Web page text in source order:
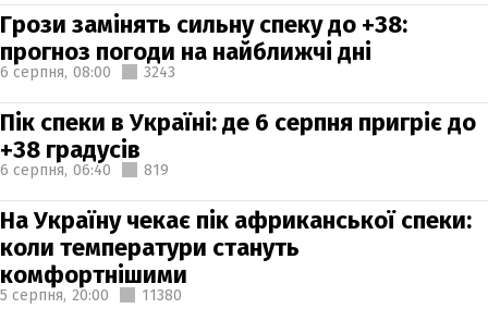
Грози замінять сильну спеку до +38:
прогноз погоди на найближчі дні
6 серпня, 08:00 3243
Пік спеки в Україні: де 6 серпня пригріє до
+38 градусів
6 серпня, 06:40 819
На Україну чекає пік африканської спеки:
коли температури стануть
комфортнішими
5 серпня, 20:00 11380